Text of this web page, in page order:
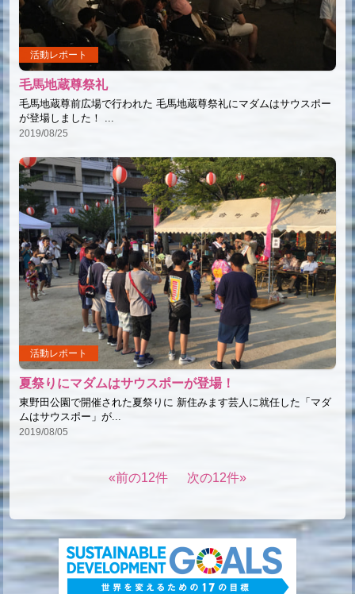
活動レポート
毛馬地蔵尊祭礼
毛馬地蔵尊前広場で行われた 毛馬地蔵尊祭礼にマダムはサウスポー
が登場しました！ ...
2019/08/25
活動レポート
夏祭りにマダムはサウスポーが登場！
東野田公園で開催された夏祭りに 新住みます芸人に就任した「マダ
ムはサウスポー」が...
2019/08/05
前の12件 次の12件